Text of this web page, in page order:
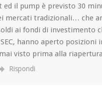
ed il pump è previsto 30
mercati tradizionali… che
ai fondi di investimento
hanno aperto posizioni
visto prima alla
Rispondi